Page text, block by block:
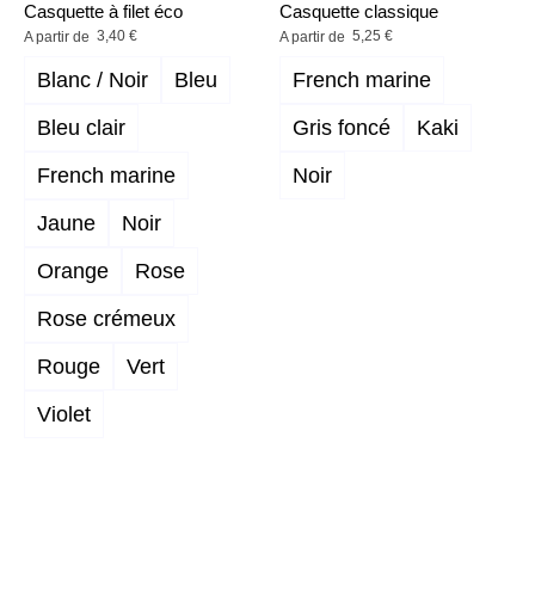
Casquette à filet éco
A partir de 3,40 €
Blanc / Noir
Bleu
Bleu clair
French marine
Jaune
Noir
Orange
Rose
Rose crémeux
Rouge
Vert
Violet
Casquette classique
A partir de 5,25 €
French marine
Gris foncé
Kaki
Noir